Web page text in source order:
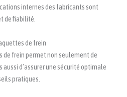
internes des fabricants sont
de fiabilité.
de frein
de frein permet non seulement de
aussi d’assurer une sécurité optimale
pratiques.